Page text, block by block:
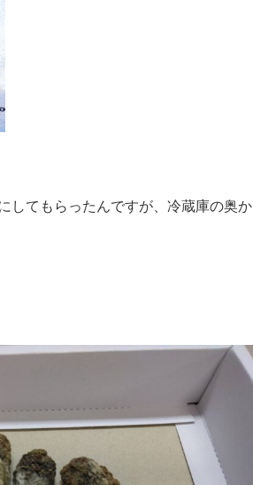
してもらったんですが、冷蔵庫の奥か